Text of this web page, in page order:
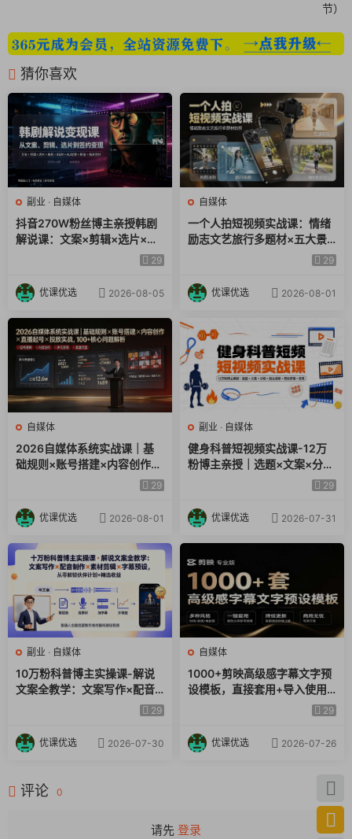
节）
猜你喜欢
副业 · 自媒体
抖音270W粉丝博主亲授韩剧
解说课：文案×剪辑×选片×版
权×BGM×AU配音×封面×独家
29
优课优选 2026-08-05
自媒体
一个人拍短视频实战课：情绪
励志文艺旅行多题材×五大景
别×黄金构图×八大运镜，从拍
29
优课优选 2026-08-01
自媒体
2026自媒体系统实战课｜基
础规则×账号搭建×内容创作×
直播起号×投放实战，100+核
29
优课优选 2026-08-01
副业 · 自媒体
健身科普短视频实战课-12万
粉博主亲授｜选题×文案×分镜
×图生视频×剪映剪辑×变现，29
优课优选 2026-07-31
副业 · 自媒体
10万粉科普博主实操课-解说
文案全教学：文案写作×配音
制作×素材剪辑×字幕预设，从
零解锁伙伴计划+精选收益
29
优课优选 2026-07-30
自媒体
1000+剪映高级感字幕文字预
设模板，直接套用+导入使用
29
优课优选 2026-07-26
评论 0
请先 登录